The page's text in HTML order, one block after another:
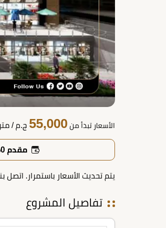
الأسعار تبدأ من 55,000 ج.م / متر
مقدم 0%
يتم تحديث الأسعار باستمرار. اتصل
تفاصيل المشروع